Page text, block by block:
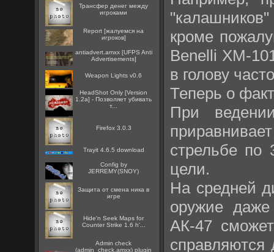
Трансфер денег между
игроками
Report [жалуемся на
игроков]
antiadvert.amxx [UFPS Anti
Advertisements]
Weapon Lights v0.6
HeadShot Only [Version
1.2a] - Позволяет убивать
т...
Firefox 3.0.3
Trayit 4.6.5 download
Config by
JERREMY(SNOY)
Защита от смена ника в
игре
Hide'n Seek Maps for
Counter Strike 1.6 h'...
Admin check
(admin_check.amxx) plugin
кроме
Benelli XM-
в голову
Теперь о
При
стрельбе по
цели.
На средней
оружие
АК-47
справляются